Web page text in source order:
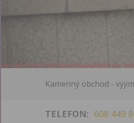
Kamenný obchod -
TELEFON: 608 449